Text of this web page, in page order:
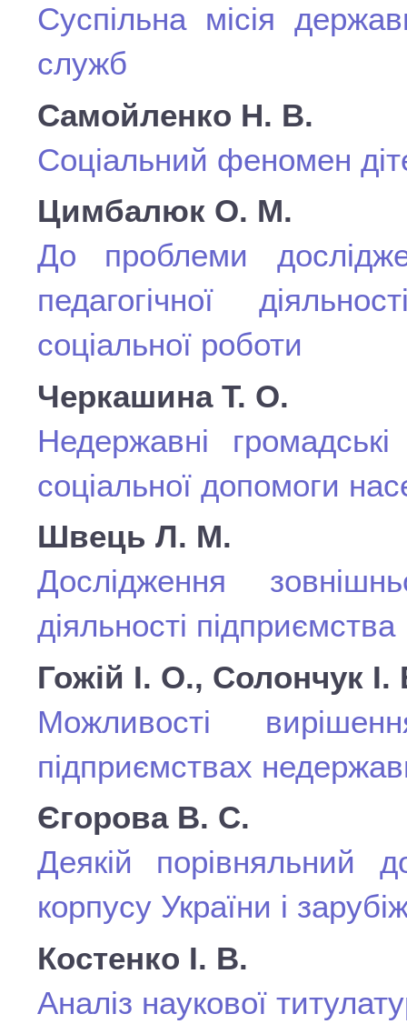
Суспільна місія
служб
Самойленко Н. В.
Соціальний феномен
Цимбалюк О. М.
До проблеми
педагогічної
соціальної роботи
Черкашина Т. О.
Недержавні
соціальної допомоги
Швець Л. М.
Дослідження
діяльності підприємства
Гожій І. О., Солончук І.
Можливості
підприємствах
Єгорова В. С.
Деякій порівняльний
корпусу України і
Костенко І. В.
Аналіз наукової